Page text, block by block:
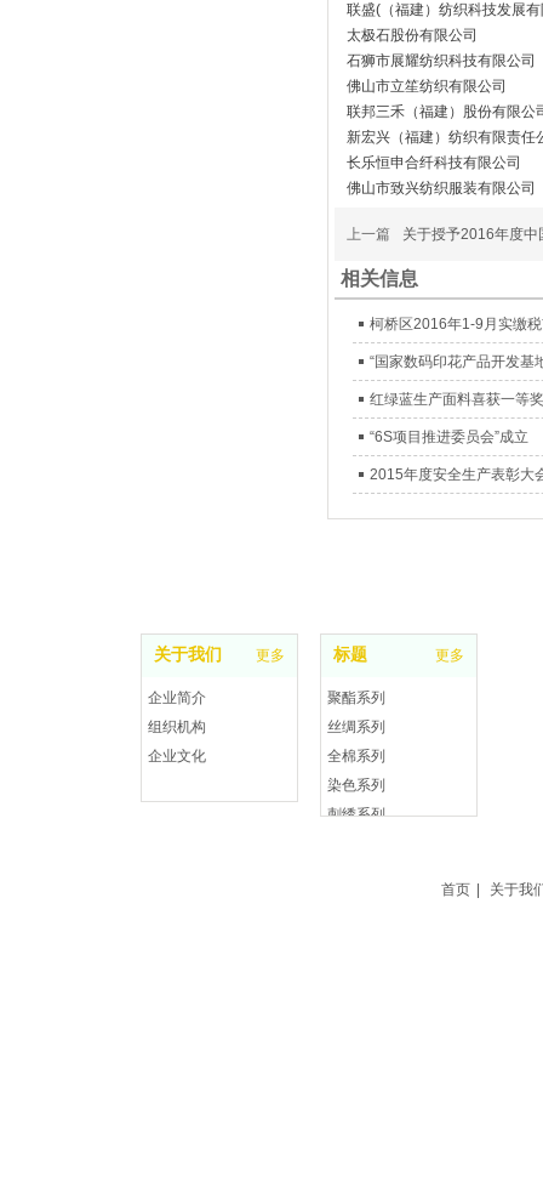
联盛(（福建）纺织科技发展
太极石股份有限公司
石狮市展耀纺织科技有限公司
佛山市立笙纺织有限公司
联邦三禾（福建）股份有限公
新宏兴（福建）纺织有限责任
长乐恒申合纤科技有限公司
佛山市致兴纺织服装有限公司
上一篇 关于授予2016年度
相关信息
柯桥区2016年1-9月实缴
“国家数码印花产品开发基
红绿蓝生产面料喜获一等奖
“6S项目推进委员会”成立
2015年度安全生产表彰大
关于我们 更多
企业简介
组织机构
企业文化
标题 更多
聚酯系列
丝绸系列
全棉系列
染色系列
刺绣系列
首页 关于我